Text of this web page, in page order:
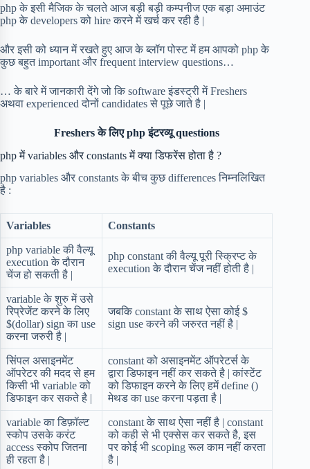
php के इसी मैजिक के चलते आज बड़ी बड़ी कम्पनीज एक बड़ा अमाउंट
php के developers को hire करने में खर्च कर रही है |
और इसी को ध्यान में रखते हुए आज के ब्लॉग पोस्ट में हम आपको php के
कुछ बहुत important और frequent interview questions…
… के बारे में जानकारी देंगे जो कि software इंडस्ट्री में Freshers
अथवा experienced दोनों candidates से पूछे जाते है |
Freshers के लिए php इंटरव्यू questions
php में variables और constants में क्या डिफरेंस होता है ?
php variables और constants के बीच कुछ differences निम्नलिखित
है :
Variables Constants
php variable की वैल्यू
execution के दौरान
चेंज हो सकती है |
php constant की वैल्यू पूरी स्क्रिप्ट के
execution के दौरान चेंज नहीं होती है |
variable के शुरु में उसे
रिप्रेजेंट करने के लिए
$(dollar) sign का use
करना जरुरी है |
जबकि constant के साथ ऐसा कोई $
sign use करने की जरुरत नहीं है |
सिंपल असाइनमेंट
ऑपरेटर की मदद से हम
किसी भी variable को
डिफाइन कर सकते है |
constant को असाइनमेंट ऑपरेटर्स के
द्वारा डिफाइन नहीं कर सकते है | कांस्टेंट
को डिफाइन करने के लिए हमें define ()
मेथड का use करना पड़ता है |
variable का डिफ़ॉल्ट
स्कोप उसके करंट
access स्कोप जितना
ही रहता है |
constant के साथ ऐसा नहीं है | constant
को कही से भी एक्सेस कर सकते है, इस
पर कोई भी scoping रूल काम नहीं करता
है |